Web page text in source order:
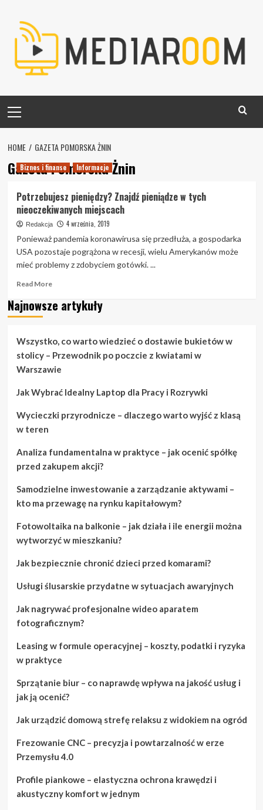
content
Menu
HOME GAZETA POMORSKA ŻNIN
Gazeta Pomorska Żnin
Biznes i finanse Informacje
Potrzebujesz pieniędzy? Znajdź pieniądze w tych
nieoczekiwanych miejscach
Redakcja 4 września, 2019
Ponieważ pandemia koronawirusa się przedłuża, a gospodarka
USA pozostaje pogrążona w recesji, wielu Amerykanów może
mieć problemy z zdobyciem gotówki. ...
Read MoreRead
about
Potrzebujesz
pieniądze
w
tych
miejscach
Najnowsze artykuły
Wszystko, co warto wiedzieć o dostawie bukietów w
stolicy – Przewodnik po poczcie z kwiatami w
Warszawie
Jak Wybrać Idealny Laptop dla Pracy i Rozrywki
Wycieczki przyrodnicze – dlaczego warto wyjść z klasą
w teren
Analiza fundamentalna w praktyce – jak ocenić spółkę
przed zakupem akcji?
Samodzielne inwestowanie a zarządzanie aktywami –
kto ma przewagę na rynku kapitałowym?
Fotowoltaika na balkonie – jak działa i ile energii można
wytworzyć w mieszkaniu?
Jak bezpiecznie chronić dzieci przed komarami?
Usługi ślusarskie przydatne w sytuacjach awaryjnych
Jak nagrywać profesjonalne wideo aparatem
fotograficznym?
Leasing w formule operacyjnej – koszty, podatki i ryzyka
w praktyce
Sprzątanie biur – co naprawdę wpływa na jakość usług i
jak ją ocenić?
Jak urządzić domową strefę relaksu z widokiem na ogród
Frezowanie CNC – precyzja i powtarzalność w erze
Przemysłu 4.0
Profile piankowe – elastyczna ochrona krawędzi i
akustyczny komfort w jednym